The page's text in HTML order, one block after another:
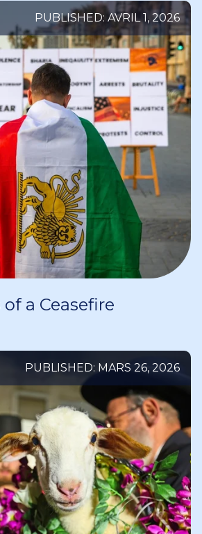
PUBLISHED: AVRIL 1, 2026
a Ceasefire
PUBLISHED: MARS 26, 2026